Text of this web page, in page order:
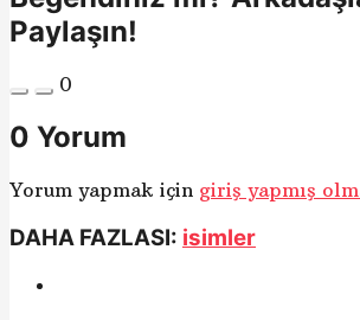
Paylaşın!
0
0 Yorum
Yorum yapmak için giriş yapmış
DAHA FAZLASI: isimler